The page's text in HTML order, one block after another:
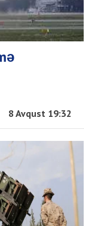
8 Avqust 19:32